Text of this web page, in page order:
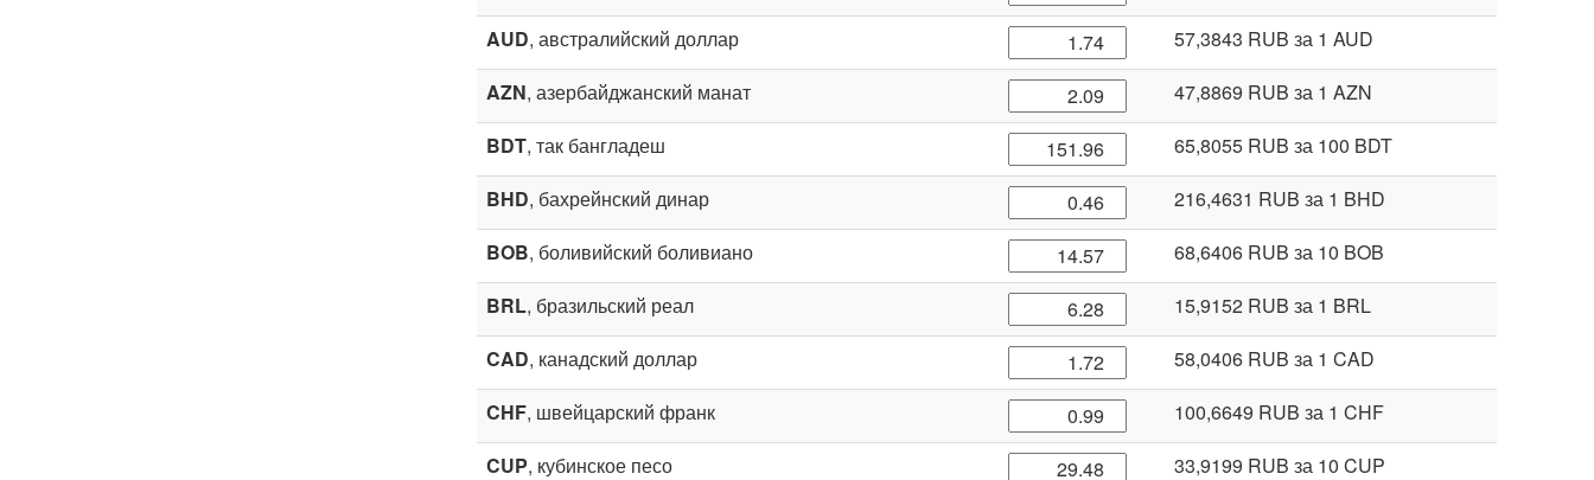
AUD, австралийский доллар 57,3843 RUB за 1 AUD
AZN, азербайджанский манат 47,8869 RUB за 1 AZN
BDT, так бангладеш 65,8055 RUB за 100 BDT
BHD, бахрейнский динар 216,4631 RUB за 1 BHD
BOB, боливийский боливиано 68,6406 RUB за 10 BOB
BRL, бразильский реал 15,9152 RUB за 1 BRL
CAD, канадский доллар 58,0406 RUB за 1 CAD
CHF, швейцарский франк 100,6649 RUB за 1 CHF
CUP, кубинское песо 33,9199 RUB за 10 CUP